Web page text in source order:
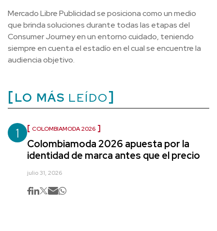
Mercado Libre Publicidad se posiciona como un medio
que brinda soluciones durante todas las etapas del
Consumer Journey en un entorno cuidado, teniendo
siempre en cuenta el estadío en el cual se encuentre la
audiencia objetivo.
LO MÁS LEÍDO
1 COLOMBIAMODA 2026
Colombiamoda 2026 apuesta por la
identidad de marca antes que el precio
julio 31, 2026